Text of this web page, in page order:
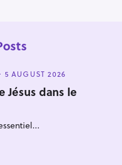
5 AUGUST 2026
Jésus dans le